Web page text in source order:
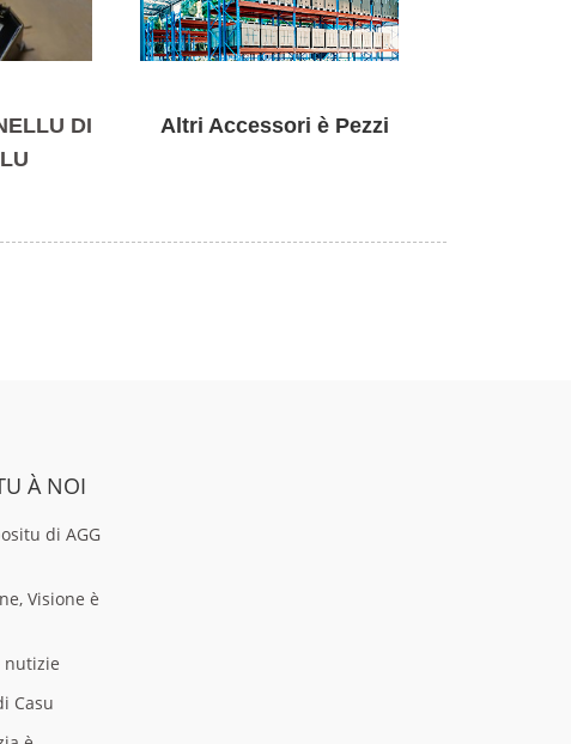
DI
Altri Accessori è Pezzi
À NOI
di AGG
Visione è
nutizie
Casu